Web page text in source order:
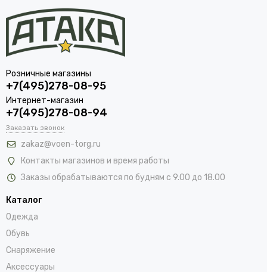
Розничные магазины
+7(495)278-08-95
Интернет-магазин
+7(495)278-08-94
Заказать звонок
zakaz@voen-torg.ru
Контакты магазинов и время работы
Заказы обрабатываются по будням с 9.00 до 18.00
Каталог
Одежда
Обувь
Снаряжение
Аксессуары